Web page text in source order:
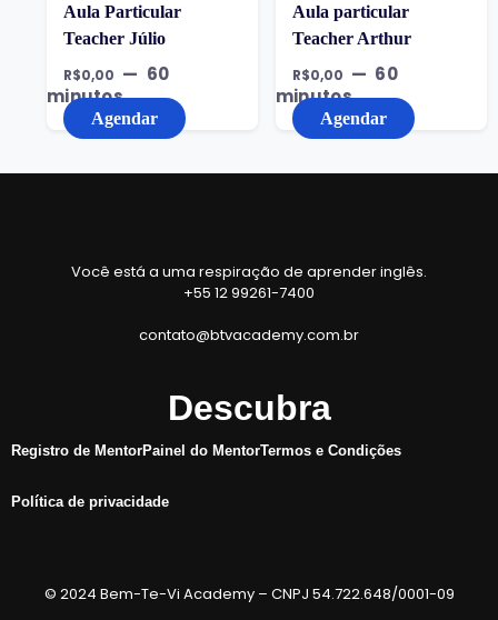
Aula Particular
Teacher Júlio
R$0,00
60
minutos
Agendar
Aula particular
Teacher Arthur
R$0,00
60
minutos
Agendar
Você está a uma respiração de aprender inglês.
+55 12 99261-7400
contato@btvacademy.com.br
Descubra
Registro de MentorPainel do MentorTermos e Condições
Política de privacidade
© 2024 Bem-Te-Vi Academy – CNPJ 54.722.648/0001-09